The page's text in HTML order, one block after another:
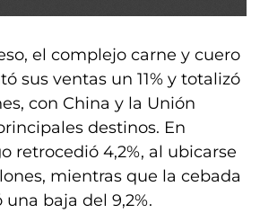
el complejo carne y cuero
sus ventas un 11% y totalizó
con China y la Unión
destinos. En
retrocedió 4,2%, al ubicarse
mientras que la cebada
baja del 9,2%.